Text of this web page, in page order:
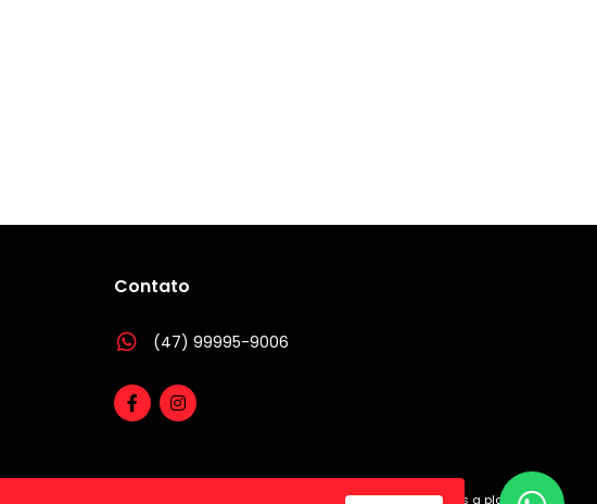
Contato
(47) 99995-9006
utilizamos a plataforma